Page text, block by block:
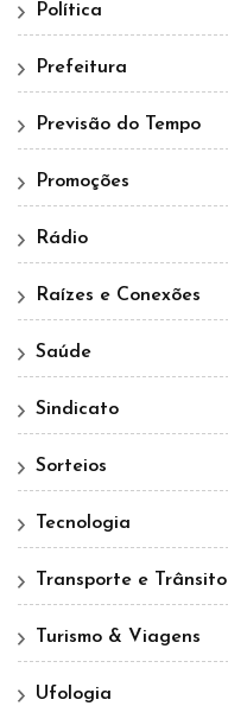
Política
Prefeitura
Previsão do Tempo
Promoções
Rádio
Raízes e Conexões
Saúde
Sindicato
Sorteios
Tecnologia
Transporte e Trânsito
Turismo & Viagens
Ufologia